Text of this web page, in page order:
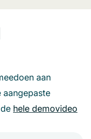
aan
aangepaste
hele demovideo